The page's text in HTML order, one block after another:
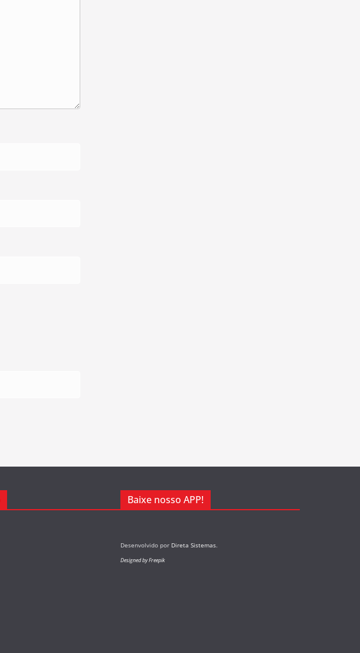
Baixe nosso APP!
Desenvolvido por Direta Sistemas.
Designed by Freepik